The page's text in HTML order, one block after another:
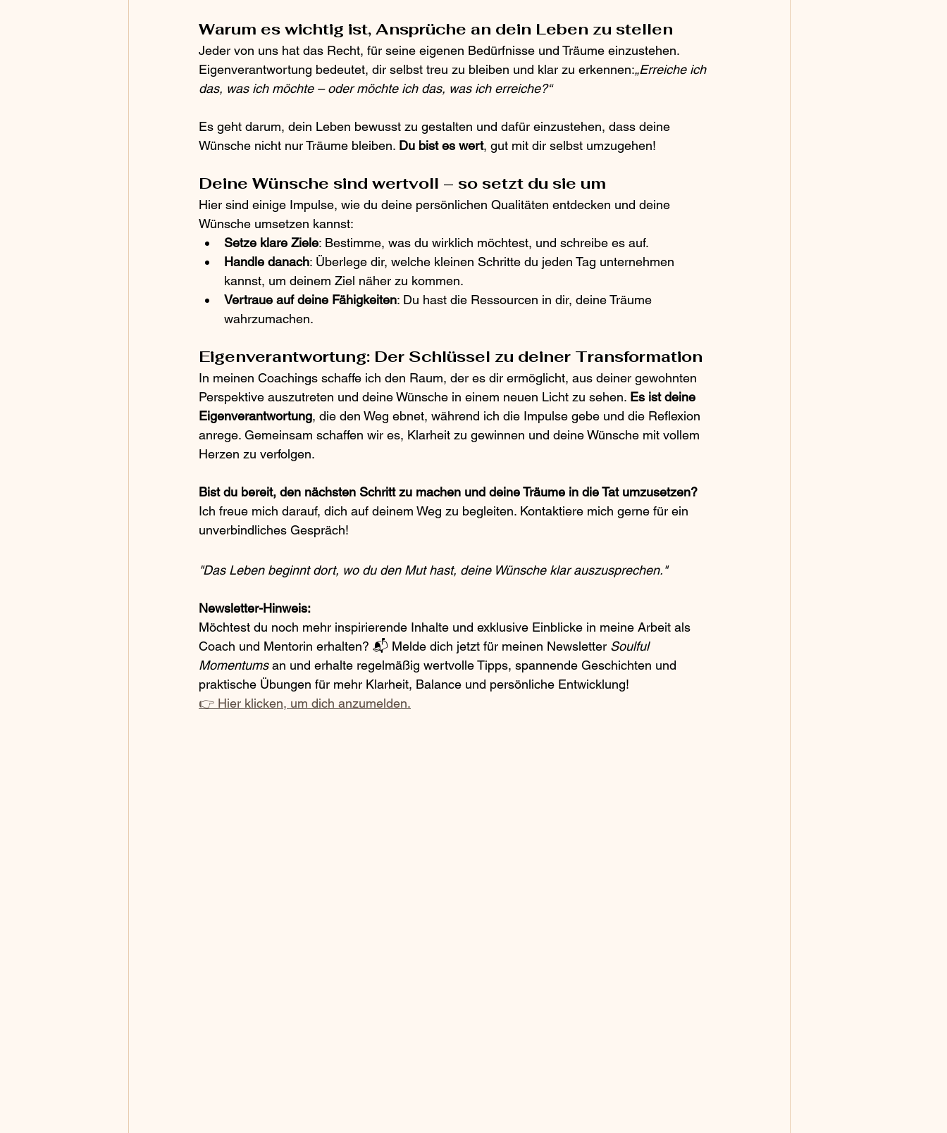
Warum es wichtig ist, Ansprüche an dein Leben zu stellen
Jeder von uns hat das Recht, für seine eigenen Bedürfnisse und Träume einzustehen.
Eigenverantwortung bedeutet, dir selbst treu zu bleiben und klar zu erkennen:„Erreiche ich
das, was ich möchte – oder möchte ich das, was ich erreiche?“
Es geht darum, dein Leben bewusst zu gestalten und dafür einzustehen, dass deine
Wünsche nicht nur Träume bleiben. Du bist es wert, gut mit dir selbst umzugehen!
Deine Wünsche sind wertvoll – so setzt du sie um
Hier sind einige Impulse, wie du deine persönlichen Qualitäten entdecken und deine
Wünsche umsetzen kannst:
Setze klare Ziele: Bestimme, was du wirklich möchtest, und schreibe es auf.
Handle danach: Überlege dir, welche kleinen Schritte du jeden Tag unternehmen
kannst, um deinem Ziel näher zu kommen.
Vertraue auf deine Fähigkeiten: Du hast die Ressourcen in dir, deine Träume
wahrzumachen.
Eigenverantwortung: Der Schlüssel zu deiner Transformation
In meinen Coachings schaffe ich den Raum, der es dir ermöglicht, aus deiner gewohnten
Perspektive auszutreten und deine Wünsche in einem neuen Licht zu sehen. Es ist deine
Eigenverantwortung, die den Weg ebnet, während ich die Impulse gebe und die Reflexion
anrege. Gemeinsam schaffen wir es, Klarheit zu gewinnen und deine Wünsche mit vollem
Herzen zu verfolgen.
Bist du bereit, den nächsten Schritt zu machen und deine Träume in die Tat umzusetzen?
Ich freue mich darauf, dich auf deinem Weg zu begleiten. Kontaktiere mich gerne für ein
unverbindliches Gespräch!
"Das Leben beginnt dort, wo du den Mut hast, deine Wünsche klar auszusprechen."
Newsletter-Hinweis:
Möchtest du noch mehr inspirierende Inhalte und exklusive Einblicke in meine Arbeit als
Coach und Mentorin erhalten? 📬 Melde dich jetzt für meinen Newsletter Soulful
Momentums an und erhalte regelmäßig wertvolle Tipps, spannende Geschichten und
praktische Übungen für mehr Klarheit, Balance und persönliche Entwicklung!
👉 Hier klicken, um dich anzumelden.